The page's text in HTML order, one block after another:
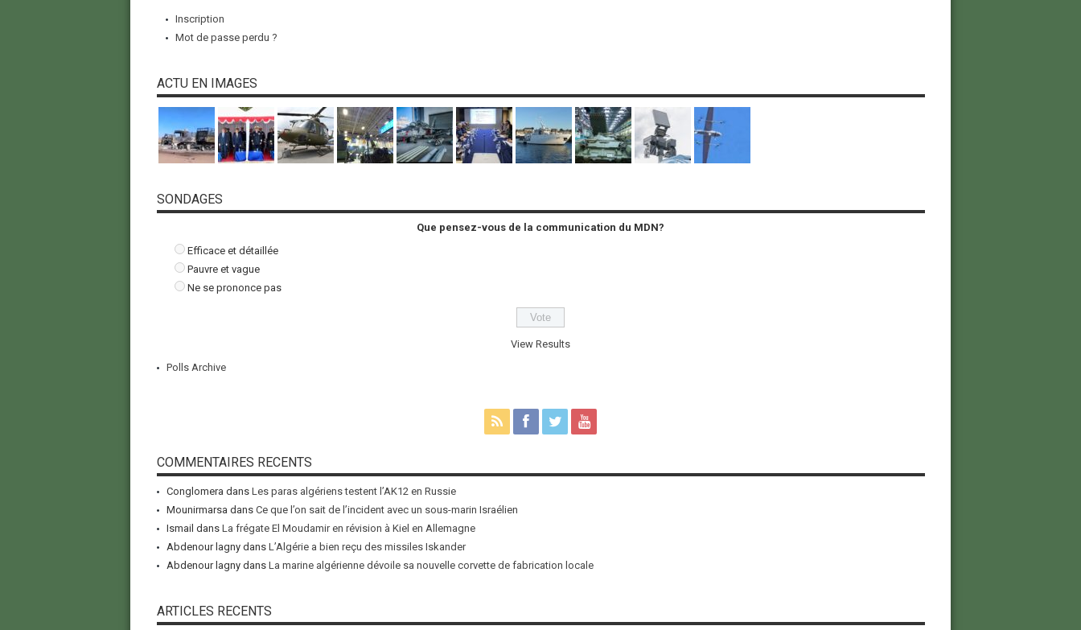
Inscription
Mot de passe perdu ?
ACTU EN IMAGES
SONDAGES
Que pensez-vous de la communication du MDN?
Efficace et détaillée
Pauvre et vague
Ne se prononce pas
View Results
Polls Archive
COMMENTAIRES RECENTS
Conglomera dans Les paras algériens testent l’AK12 en Russie
Mounirmarsa dans Ce que l’on sait de l’incident avec un sous-marin Israélien
Ismail dans La frégate El Moudamir en révision à Kiel en Allemagne
Abdenour lagnydans L’Algérie a bien reçu des missiles Iskander
Abdenour lagnydans La marine algérienne dévoile sa nouvelle corvette de fabrication locale
ARTICLES RECENTS